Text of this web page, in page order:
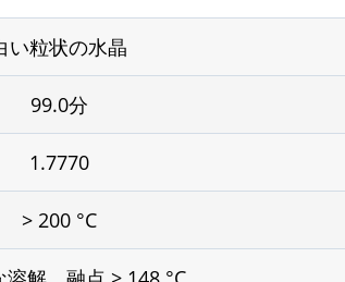
い粒状の水晶
99.0分
1.7770
> 200 °C